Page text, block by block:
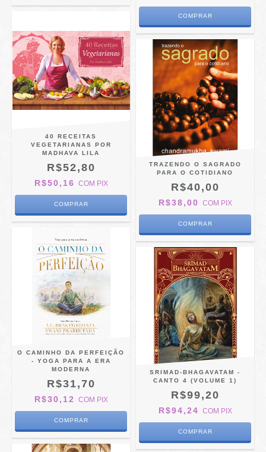
40 RECEITAS
VEGETARIANAS POR
MADHAVA LILA
R$52,80
R$50,16 COM PIX
TRAZENDO O SAGRADO
PARA O COTIDIANO
R$40,00
R$38,00 COM PIX
O CAMINHO DA PERFEIÇÃO
- YOGA PARA A ERA
MODERNA
R$31,70
R$30,12 COM PIX
SRIMAD-BHAGAVATAM -
CANTO 4 (VOLUME 1)
R$99,20
R$94,24 COM PIX